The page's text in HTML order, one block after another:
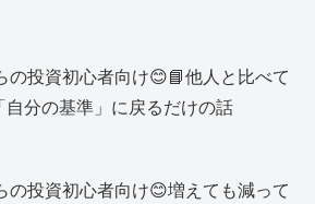
の投資初心者向け😊📘他人と比べて
分の基準」に戻るだけの話
の投資初心者向け😊増えても減って